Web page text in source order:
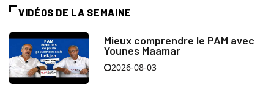
VIDÉOS DE LA SEMAINE
Mieux comprendre le PAM avec
Younes Maamar
2026-08-03